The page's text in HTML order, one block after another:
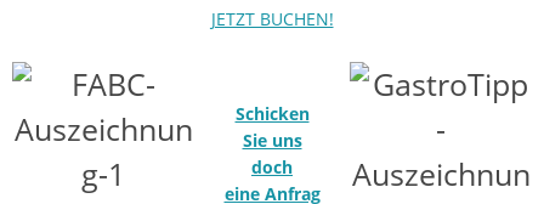
JETZT BUCHEN!
Schicken
Sie uns
doch
eine Anfrag